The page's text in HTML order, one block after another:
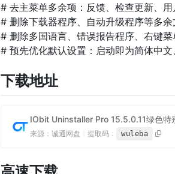
# 去主菜单多余项：反馈、检查更新、用
# 删除下载器程序、自动升级程序等多
# 删除多国语言、错误报告程序、右键
# 预先优化默认设置：启动即为简体中
下载地址
IObit Uninstaller Pro 15.5.0.11绿色特
来源：诚通网盘 提取码： wuleba